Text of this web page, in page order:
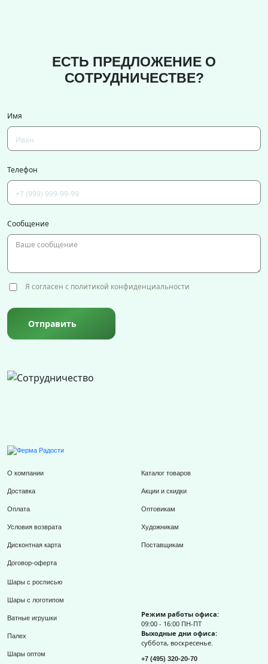
ЕСТЬ ПРЕДЛОЖЕНИЕ О
СОТРУДНИЧЕСТВЕ?
Имя
Телефон
Сообщение
Я согласен с политикой конфиденциальности
Отправить
О компании
Доставка
Оплата
Условия возврата
Дисконтная карта
Договор-оферта
Каталог товаров
Акции и скидки
Оптовикам
Художникам
Поставщикам
Шары с росписью
Шары с логотипом
Ватные игрушки
Палех
Шары оптом
Режим работы офиса:
09:00 - 16:00 ПН-ПТ
Выходные дни офиса:
суббота, воскресенье.
+7 (495) 320-20-70